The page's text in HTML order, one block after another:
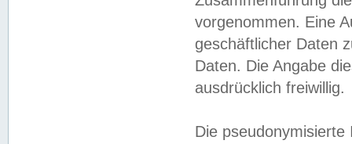
vorgenommen. Eine
geschäftlicher Daten
Daten. Die Angabe
ausdrücklich freiwillig.
Die